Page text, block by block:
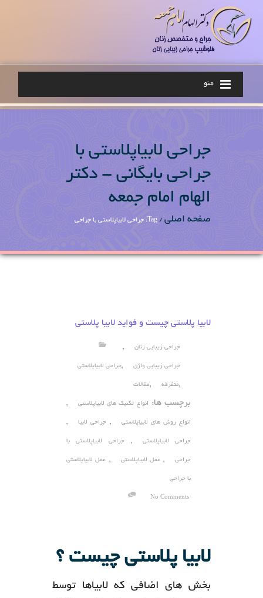
منو
جراحی لابیاپلاستی با
جراحی بایگانی - دکتر
الهام امام جمعه
صفحه اصلی / Tag: جراحی لابیاپلاستی با جراحی
لابیا پلاستی چیست و فواید لابیا پلاستی
جراحی زیبایی زنان ,
جراحی زیبایی واژن ,جراحی لابیاپلاستی
,متفرقه ,مقالات
برچسب ها: انواع تکنیک های لابیاپلاستی ,
انواع روش های لابیاپلاستی , جراحی لابیا ,
جراحی لابیاپلاستی , جراحی لابیاپلاستی با
جراحی ,عمل لابیاپلاستی , عمل لابیاپلاستی
با جراحی
No Comments
لابیا پلاستی چیست ؟
بخش های اضافی که لابیاها توسط